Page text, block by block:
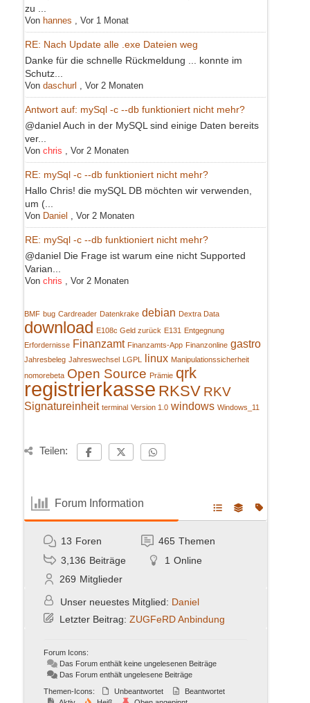
zu ...
Von hannes Vor 1 Monat
RE: Nach Update alle .exe Dateien weg
Danke für die schnelle Rückmeldung ... konnte im
Schutz...
Von daschurl Vor 2 Monaten
Antwort auf: mySql -c --db funktioniert nicht mehr?
@daniel Auch in der MySQL sind einige Daten bereits
ver...
Von chris Vor 2 Monaten
RE: mySql -c --db funktioniert nicht mehr?
Hallo Chris! die mySQL DB möchten wir verwenden,
um (...
Von Daniel Vor 2 Monaten
RE: mySql -c --db funktioniert nicht mehr?
@daniel Die Frage ist warum eine nicht Supported
Varian...
Von chris Vor 2 Monaten
BMF bug Cardreader Datenkrake debian Dextra Data
download E108c Geld zurück E131 Entgegnung
Erfordernisse Finanzamt Finanzamts-App Finanzonline gastro
Jahresbeleg Jahreswechsel LGPL linux Manipulationssicherheit
nomorebeta Open Source Prämie qrk
registrierkasse RKSV RKV
Signatureinheit terminal Version 1.0 windows Windows_11
Teilen:
Forum Information
13 Foren 465 Themen
3,136 Beiträge 1 Online
269 Mitglieder
Unser neuestes Mitglied: Daniel
Letzter Beitrag: ZUGFeRD Anbindung
Forum Icons:
Das Forum enthält keine ungelesenen Beiträge
Das Forum enthält ungelesene Beiträge
Themen-Icons:
Unbeantwortet
Beantwortet